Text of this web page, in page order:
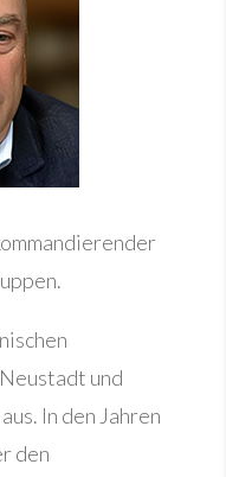
und
In den Jahren
den